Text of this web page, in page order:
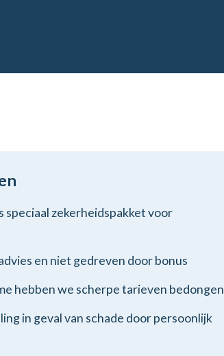
speciaal zekerheidspakket voor
en niet gedreven door bonus
hebben we scherpe tarieven bedongen
in geval van schade door persoonlijk